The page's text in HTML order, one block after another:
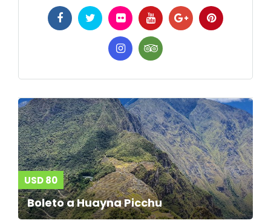
USD 80
Boleto a Huayna Picchu